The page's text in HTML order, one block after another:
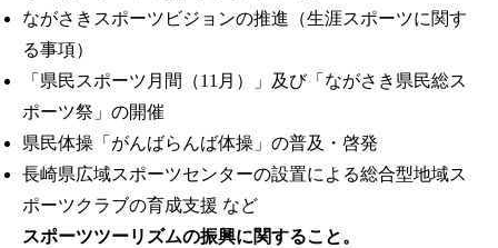
ながさきスポーツビジョンの推進（生涯スポーツに関す
る事項）
「県民スポーツ月間（11月）」及び「ながさき県民総ス
ポーツ祭」の開催
県民体操「がんばらんば体操」の普及・啓発
長崎県広域スポーツセンターの設置による総合型地域ス
ポーツクラブの育成支援 など
スポーツツーリズムの振興に関すること。